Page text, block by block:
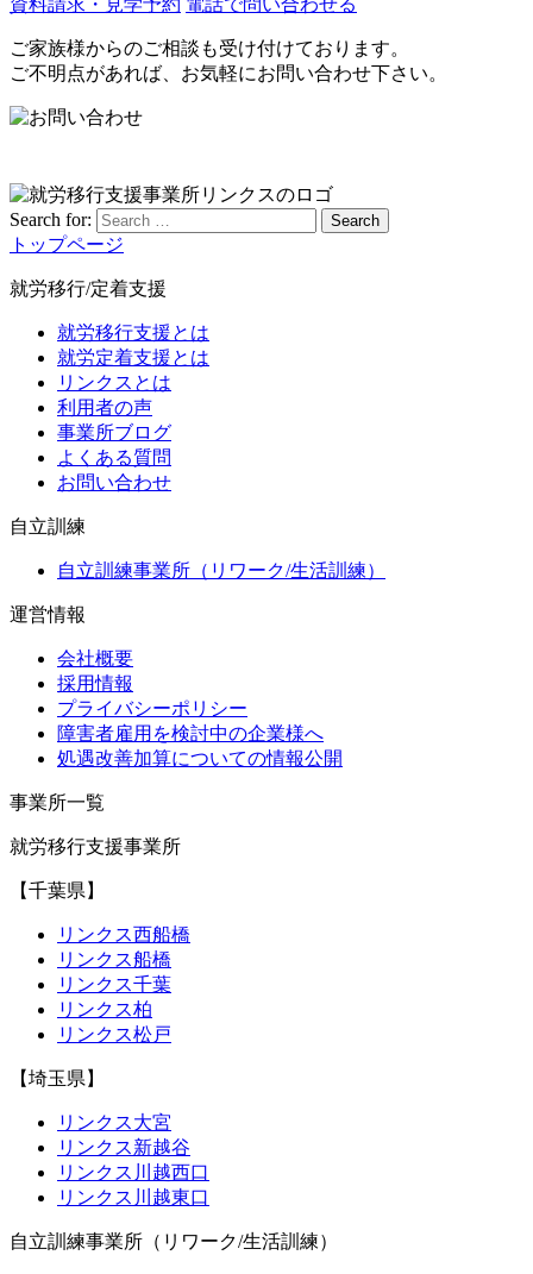
資料請求・見学予約 電話で問い合わせる
ご家族様からのご相談も受け付けております。
ご不明点があれば、お気軽にお問い合わせ下さい。
Search for: Search
トップページ
就労移行/定着支援
就労移行支援とは
就労定着支援とは
リンクスとは
利用者の声
事業所ブログ
よくある質問
お問い合わせ
自立訓練
自立訓練事業所（リワーク/生活訓練）
運営情報
会社概要
採用情報
プライバシーポリシー
障害者雇用を検討中の企業様へ
処遇改善加算についての情報公開
事業所一覧
就労移行支援事業所
【千葉県】
リンクス西船橋
リンクス船橋
リンクス千葉
リンクス柏
リンクス松戸
【埼玉県】
リンクス大宮
リンクス新越谷
リンクス川越西口
リンクス川越東口
自立訓練事業所（リワーク/生活訓練）